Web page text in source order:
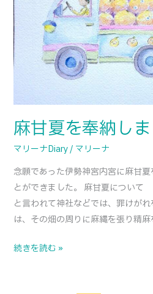
麻甘夏を奉納し
マリーナDiary/ マリーナ
念願であった伊勢神宮内宮に麻甘
とができました。 麻甘夏につい
と言われて神社などでは、罪けが
は、その畑の周りに麻縄を張り精
奉
納
し
ま
し
続きを読む »